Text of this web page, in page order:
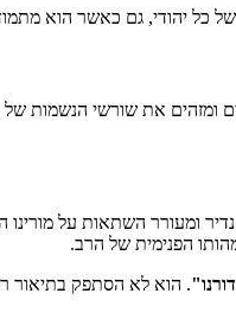
כל יהודי, גם כאשר הוא
את שורשי הנשמות של
ומעורר השתאות על
הפנימית של הרב.
. הוא לא הסתפק בתיאור